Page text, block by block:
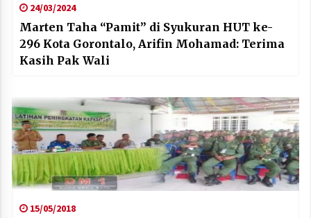
24/03/2024
Marten Taha “Pamit” di Syukuran HUT ke-
296 Kota Gorontalo, Arifin Mohamad: Terima
Kasih Pak Wali
15/05/2018